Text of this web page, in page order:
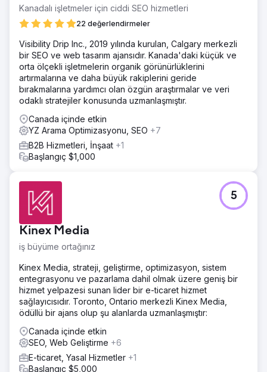
Kanadalı işletmeler için ciddi SEO hizmetleri
22 değerlendirmeler
Visibility Drip Inc., 2019 yılında kurulan, Calgary merkezli
bir SEO ve web tasarım ajansıdır. Kanada'daki küçük ve
orta ölçekli işletmelerin organik görünürlüklerini
artırmalarına ve daha büyük rakiplerini geride
bırakmalarına yardımcı olan özgün araştırmalar ve veri
odaklı stratejiler konusunda uzmanlaşmıştır.
Canada içinde etkin
YZ Arama Optimizasyonu, SEO +7
B2B Hizmetleri, İnşaat +1
Başlangıç $1,000
Kinex Media
iş büyüme ortağınız
5
Kinex Media, strateji, geliştirme, optimizasyon, sistem
entegrasyonu ve pazarlama dahil olmak üzere geniş bir
hizmet yelpazesi sunan lider bir e-ticaret hizmet
sağlayıcısıdır. Toronto, Ontario merkezli Kinex Media,
ödüllü bir ajans olup şu alanlarda uzmanlaşmıştır:
Canada içinde etkin
SEO, Web Geliştirme +6
E-ticaret, Yasal Hizmetler +1
Başlangıç $5,000